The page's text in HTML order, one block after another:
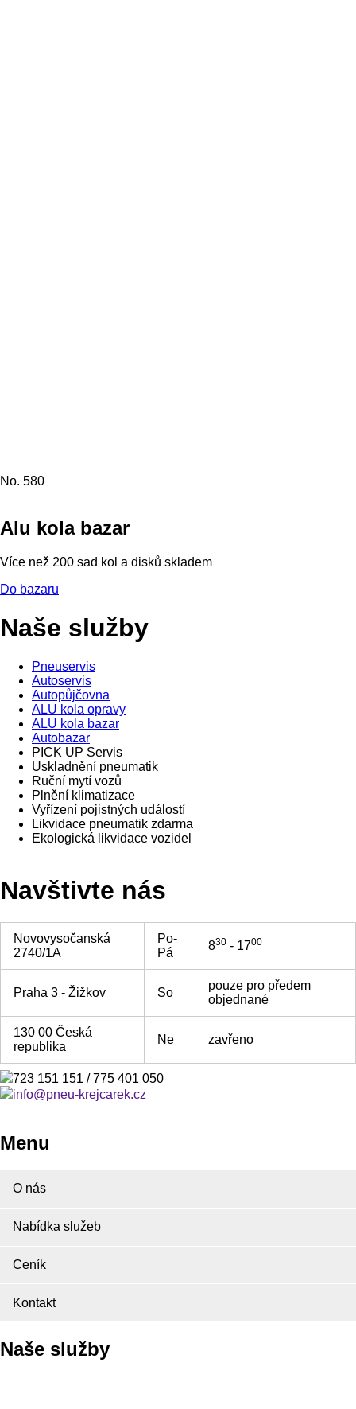
No. 580
Alu kola bazar
Více než 200 sad kol a disků skladem
Do bazaru
Naše služby
Pneuservis
Autoservis
Autopůjčovna
ALU kola opravy
ALU kola bazar
Autobazar
PICK UP Servis
Uskladnění pneumatik
Ruční mytí vozů
Plnění klimatizace
Vyřízení pojistných událostí
Likvidace pneumatik zdarma
Ekologická likvidace vozidel
Navštivte nás
Novovysočanská
2740/1A
Po-
Pá
830 - 1700
Praha 3 - Žižkov So
pouze pro předem
objednané
130 00 Česká
republika
Ne zavřeno
723 151 151 / 775 401 050
info@pneu-krejcarek.cz
Menu
O nás
Nabídka služeb
Ceník
Kontakt
Naše služby